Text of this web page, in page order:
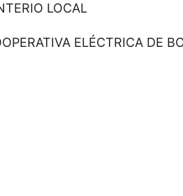
LOCAL
ELÉCTRICA DE